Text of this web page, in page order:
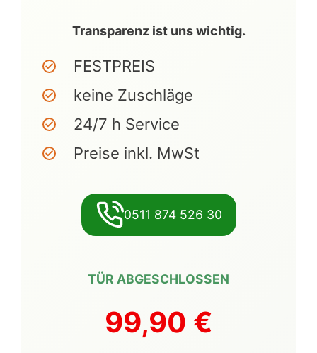
Transparenz ist uns wichtig.
FESTPREIS
keine Zuschläge
24/7 h Service
Preise inkl. MwSt
0511 874 526 30
TÜR ABGESCHLOSSEN
99,90 €